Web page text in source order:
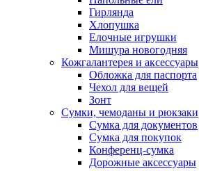
Гирлянда
Хлопушка
Елочные игрушки
Мишура новогодняя
Кожгалантерея и аксессуары
Обложка для паспорта
Чехол для вещей
Зонт
Сумки, чемоданы и рюкзаки
Сумка для документов
Сумка для покупок
Конференц-сумка
Дорожные аксессуары